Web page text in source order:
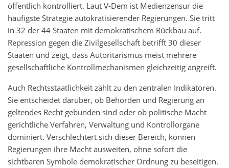
öffentlich kontrolliert. Laut V-Dem ist Medienzensur die
häufigste Strategie autokratisierender Regierungen. Sie tritt
in 32 der 44 Staaten mit demokratischem Rückbau auf.
Repression gegen die Zivilgesellschaft betrifft 30 dieser
Staaten und zeigt, dass Autoritarismus meist mehrere
gesellschaftliche Kontrollmechanismen gleichzeitig angreift.
Auch Rechtsstaatlichkeit zählt zu den zentralen Indikatoren.
Sie entscheidet darüber, ob Behörden und Regierung an
geltendes Recht gebunden sind oder ob politische Macht
gerichtliche Verfahren, Verwaltung und Kontrollorgane
dominiert. Verschlechtert sich dieser Bereich, können
Regierungen ihre Macht ausweiten, ohne sofort die
sichtbaren Symbole demokratischer Ordnung zu beseitigen.